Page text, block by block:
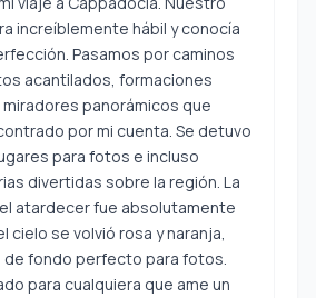
increíblemente hábil y conocía
Pasamos por caminos
acantilados, formaciones
panorámicos que
por mi cuenta. Se detuvo
para fotos e incluso
divertidas sobre la región. La
atardecer fue absolutamente
cielo se volvió rosa y naranja,
de fondo perfecto para fotos.
para cualquiera que ame un